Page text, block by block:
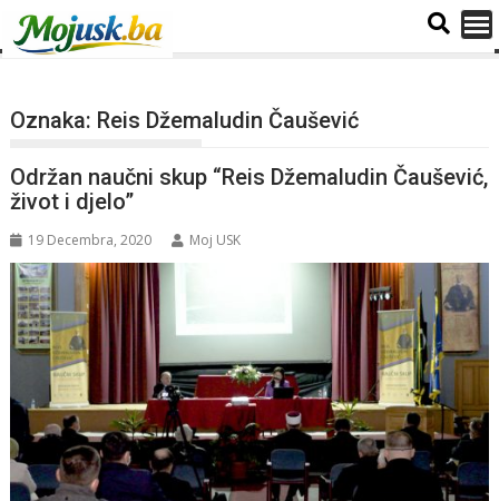
Oznaka: Reis Džemaludin Čaušević
Održan naučni skup “Reis Džemaludin Čaušević,
život i djelo”
19 Decembra, 2020 Moj USK